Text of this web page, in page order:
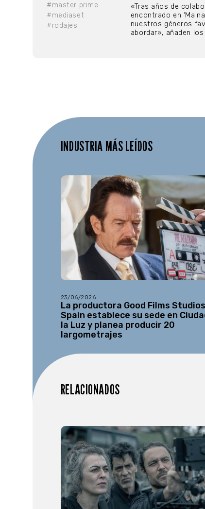
#master prime
#mediaset
#rodajes
«Tras años de
encontrado en
nuestros géneros
abordar», añaden
INDUSTRIA MÁS LEÍDOS
23/06/2026
La productora Good Films Studios
Spain establece su sede en
la Luz y planea producir 20
largometrajes
RELACIONADOS